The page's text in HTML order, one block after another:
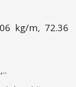
kg/m, 72.36